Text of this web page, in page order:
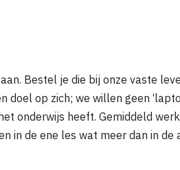
Bestel je die bij onze vaste
op zich; we willen geen
onderwijs heeft. Gemiddeld
in de ene les wat meer dan in de